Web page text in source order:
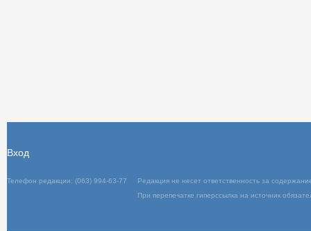
Вход
Телефон редакции: (063) 994-63-77
Редакция не несет ответственность за
При перепечатке гиперссылка на источник